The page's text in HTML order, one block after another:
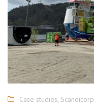
Case studies Scandicorp